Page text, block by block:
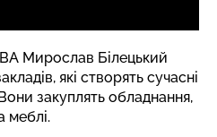
Мирослав Білецький
які створять сучасні
закуплять обладнання,
меблі.